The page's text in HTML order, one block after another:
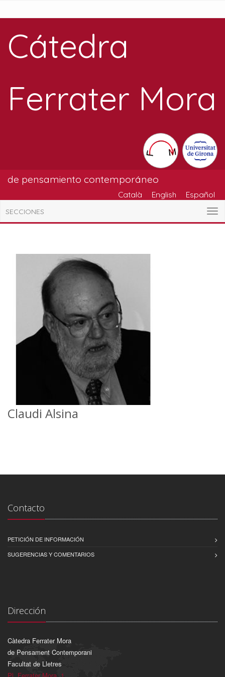
Cátedra
Ferrater Mora
de pensamiento contemporáneo
Català English Español
SECCIONES
Claudi Alsina
Contacto
PETICIÓN DE INFORMACIÓN
SUGERENCIAS Y COMENTARIOS
Dirección
Càtedra Ferrater Mora
de Pensament Contemporani
Facultat de Lletres